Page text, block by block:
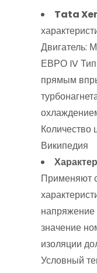
Tata
Двигатель:
ЕВРО IV Тип
прямым
Количество
Википедия
Применяют
значение
изоляции
Условный